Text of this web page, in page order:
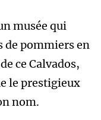
musée qui
de pommiers en
ce Calvados,
le prestigieux
nom.